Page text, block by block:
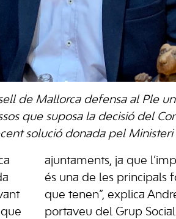
de Mallorca defensa al Ple
que suposa la decisió del
solució donada pel Ministeri
ajuntaments, ja que
és una de les principals
que tenen”, explica
portaveu del Grup